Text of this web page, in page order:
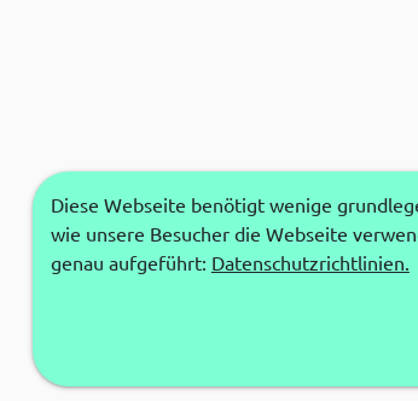
Diese Webseite benötigt wenige
wie unsere Besucher die Webseite
genau aufgeführt: Datenschutzrichtlinien.